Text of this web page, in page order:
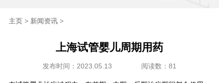
新闻资讯
主页> 新闻资讯>
上海试管婴儿周期用药
发布时间：2023.05.13 阅读数：81